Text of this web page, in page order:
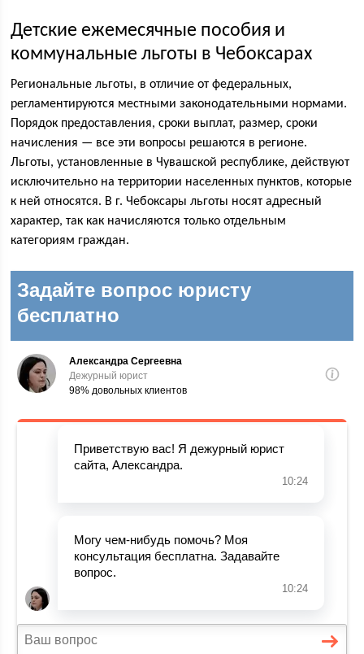
Детские ежемесячные пособия и
коммунальные льготы в Чебоксарах
Региональные льготы, в отличие от федеральных,
регламентируются местными законодательными нормами.
Порядок предоставления, сроки выплат, размер, сроки
начисления — все эти вопросы решаются в регионе.
Льготы, установленные в Чувашской республике, действуют
исключительно на территории населенных пунктов, которые
к ней относятся. В г. Чебоксары льготы носят адресный
характер, так как начисляются только отдельным
категориям граждан.